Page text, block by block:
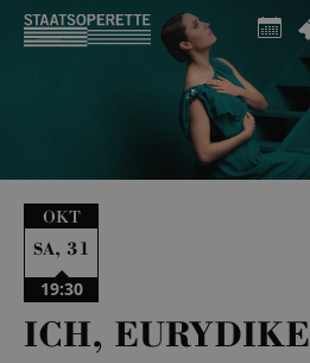
OKT
SA, 31
19:30
ICH, EURYDIKE